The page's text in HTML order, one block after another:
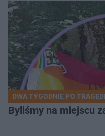
DWA TYGODNIE PO
Byliśmy na miejscu